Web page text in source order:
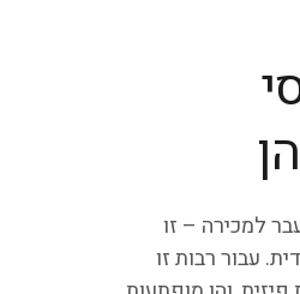
למכירה – זו
עבור רבות זו